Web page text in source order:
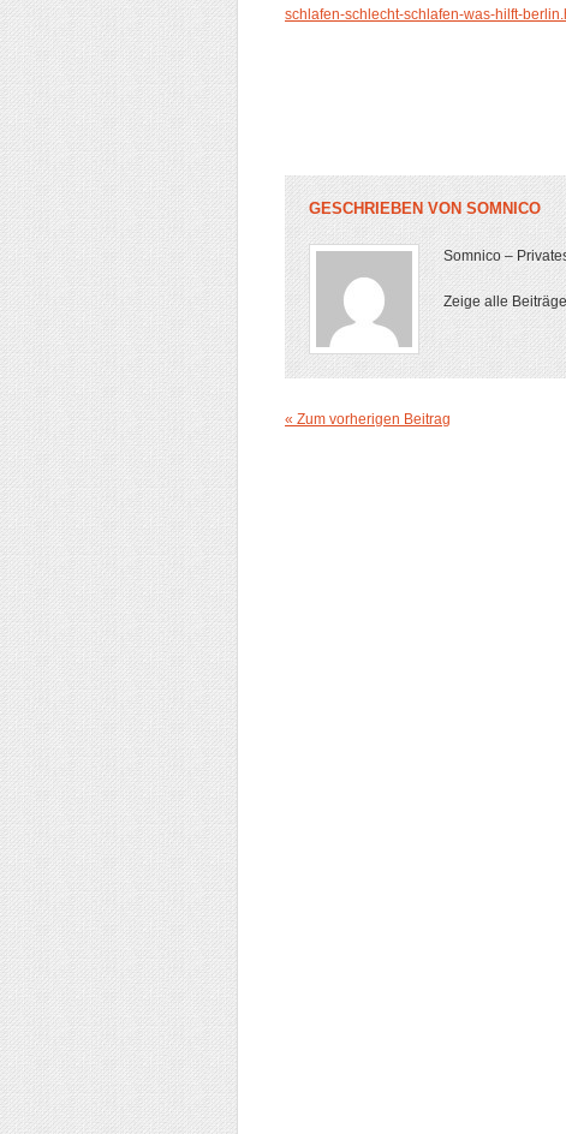
schlafen-schlecht-schlafen-was-hilft-
GESCHRIEBEN VONSOMNICO
Somnico –
Zeige alle
« Zum vorherigen Beitrag